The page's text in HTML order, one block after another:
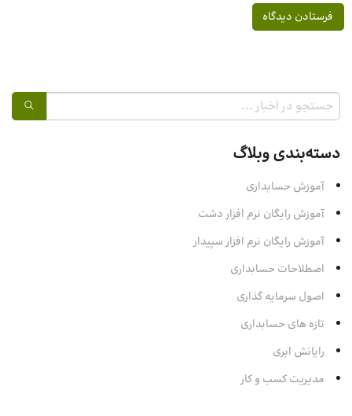
دسته‌بندی وبلاگ
آموزش حسابداری
آموزش رایگان نرم افزار دشت
آموزش رایگان نرم افزار سپیدار
اصطلاحات حسابداری
اصول سرمایه‌ گذاری
تازه های حسابداری
رایانش ابری
مدیریت کسب و کار